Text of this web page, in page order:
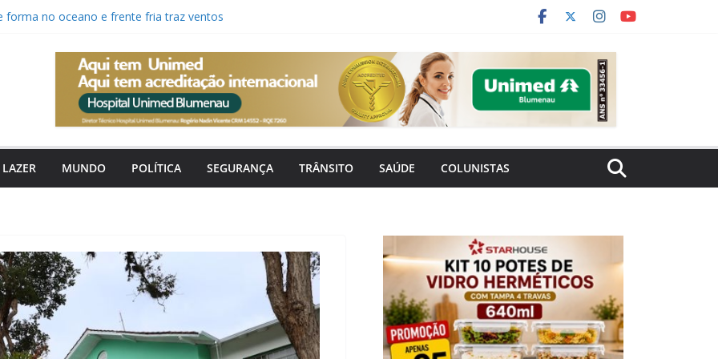
forma no oceano e frente fria traz ventos
em técnico estreante para a Copa SC
canal digital para pedir tapa-buracos,
urbana
faz 20 anos com aumento de
e recorde de ameaças em Santa
LAZER MUNDO POLÍTICA SEGURANÇA TRÂNSITO SAÚDE COLUNISTAS